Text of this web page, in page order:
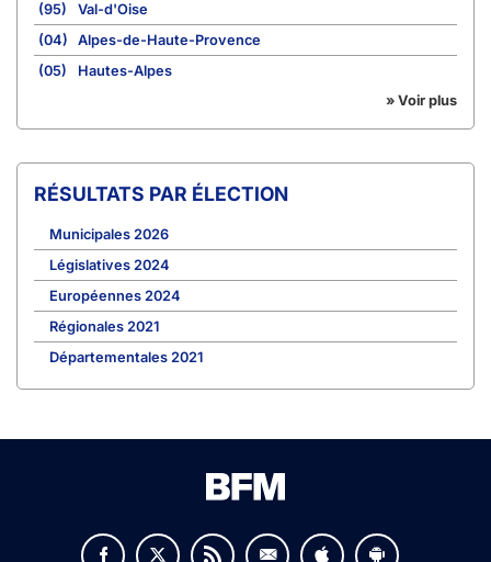
(95)
Val-d'Oise
(04)
Alpes-de-Haute-Provence
(05)
Hautes-Alpes
» Voir plus
RÉSULTATS PAR ÉLECTION
Municipales 2026
Législatives 2024
Européennes 2024
Régionales 2021
Départementales 2021